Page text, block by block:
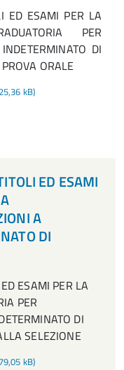
ED ESAMI PER LA
PER
DI
ORALE
kB)
ED ESAMI
A
DI
ESAMI PER LA
PER
DI
SELEZIONE
kB)